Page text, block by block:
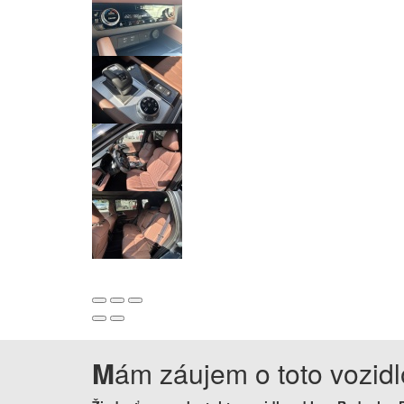
Mám záujem o toto